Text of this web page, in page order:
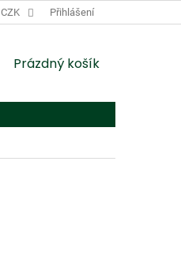
NÁHRADNÍ PLNĚNÍ
CZK Přihlášení
NÁKUPNÍ
Prázdný košík